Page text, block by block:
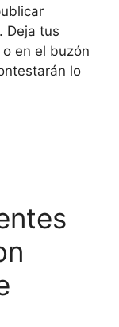
Deja tus
en el buzón
lo